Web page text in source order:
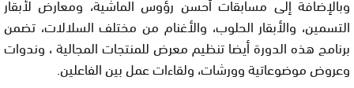
التسمين، والأبقار الحلوب، والأغنام من مختلف السلالات، تضمن
برنامج هذه الدورة أيضا تنظيم معرض للمنتجات المجالية ، وندوات
وعروض موضوعاتية وورشات، ولقاءات عمل بين الفاعلين.